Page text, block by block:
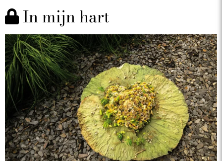
In mijn hart